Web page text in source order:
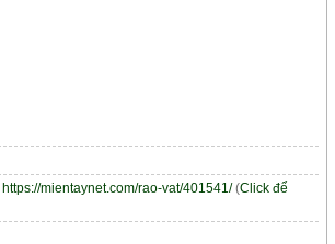
https://mientaynet.com/rao-vat/401541/(Click để